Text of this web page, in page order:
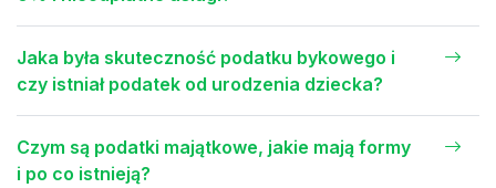
Jaka była skuteczność podatku bykowego i
czy istniał podatek od urodzenia dziecka?
Czym są podatki majątkowe, jakie mają formy
i po co istnieją?